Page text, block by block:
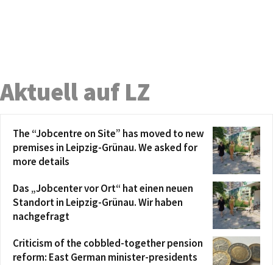
Aktuell auf LZ
The “Jobcentre on Site” has moved to new
premises in Leipzig-Grünau. We asked for
more details
Das „Jobcenter vor Ort“ hat einen neuen
Standort in Leipzig-Grünau. Wir haben
nachgefragt
Criticism of the cobbled-together pension
reform: East German minister-presidents